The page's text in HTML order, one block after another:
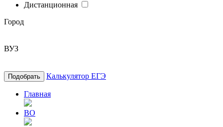
Дистанционная
Город
ВУЗ
Подобрать Калькулятор ЕГЭ
Главная
ВО